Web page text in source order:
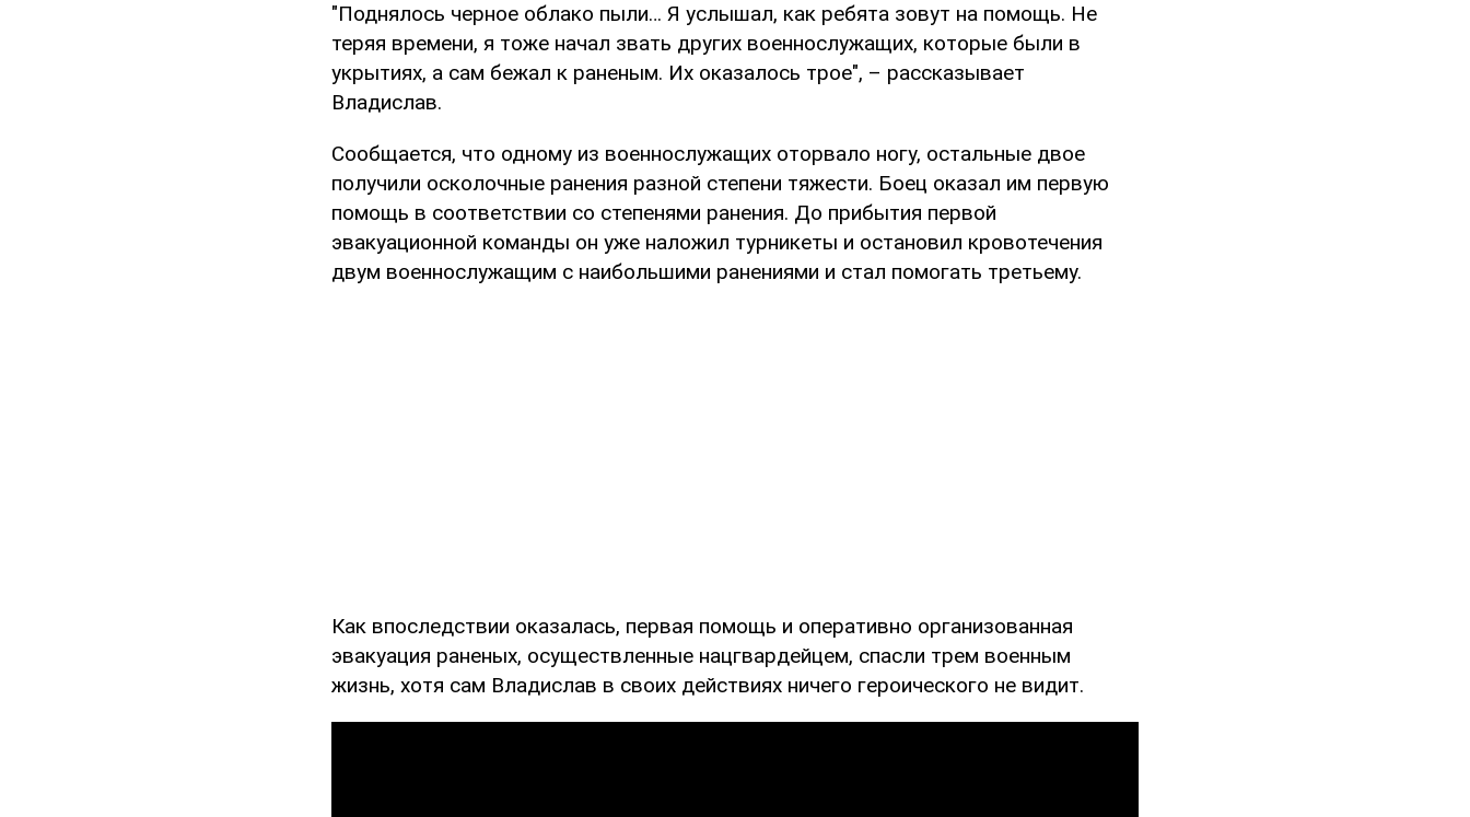
"Поднялось черное облако пыли… Я услышал, как ребята зовут на помощь. Не
теряя времени, я тоже начал звать других военнослужащих, которые были в
укрытиях, а сам бежал к раненым. Их оказалось трое", – рассказывает
Владислав.
Сообщается, что одному из военнослужащих оторвало ногу, остальные двое
получили осколочные ранения разной степени тяжести. Боец оказал им первую
помощь в соответствии со степенями ранения. До прибытия первой
эвакуационной команды он уже наложил турникеты и остановил кровотечения
двум военнослужащим с наибольшими ранениями и стал помогать третьему.
Как впоследствии оказалась, первая помощь и оперативно организованная
эвакуация раненых, осуществленные нацгвардейцем, спасли трем военным
жизнь, хотя сам Владислав в своих действиях ничего героического не видит.